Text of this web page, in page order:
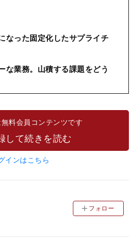
なった固定化したサプライチ
な業務。山積する課題をどう
料会員コンテンツです
して続きを読む
インはこちら
フォロー